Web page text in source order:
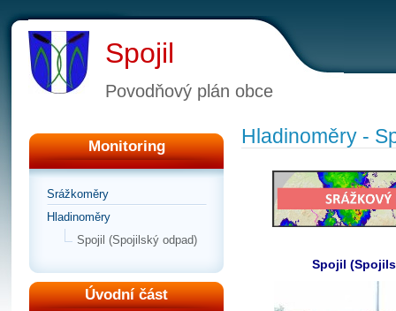
Spojil
Povodňový plán obce
Monitoring
Srážkoměry
Hladinoměry
Spojil (Spojilský odpad)
Úvodní část
Hladinoměry -
Spojil